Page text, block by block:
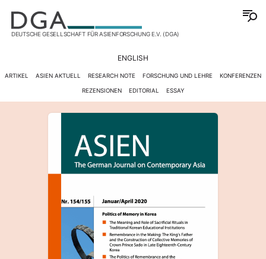
DEUTSCHE GESELLSCHAFT FÜR ASIENFORSCHUNG E.V. (DGA)
ENGLISH
ARTIKEL ASIEN AKTUELL RESEARCH NOTE FORSCHUNG UND LEHRE KONFERENZEN
REZENSIONEN EDITORIAL ESSAY